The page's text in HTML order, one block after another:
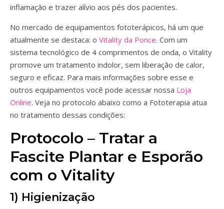
inflamação e trazer alívio aos pés dos pacientes.
No mercado de equipamentos fototerápicos, há um que
atualmente se destaca: o Vitality da Ponce. Com um
sistema tecnológico de 4 comprimentos de onda, o Vitality
promove um tratamento indolor, sem liberação de calor,
seguro e eficaz. Para mais informações sobre esse e
outros equipamentos você pode acessar nossa Loja
Online. Veja no protocolo abaixo como a Fototerapia atua
no tratamento dessas condições:
Protocolo – Tratar a
Fascite Plantar e Esporão
com o Vitality
1) Higienização